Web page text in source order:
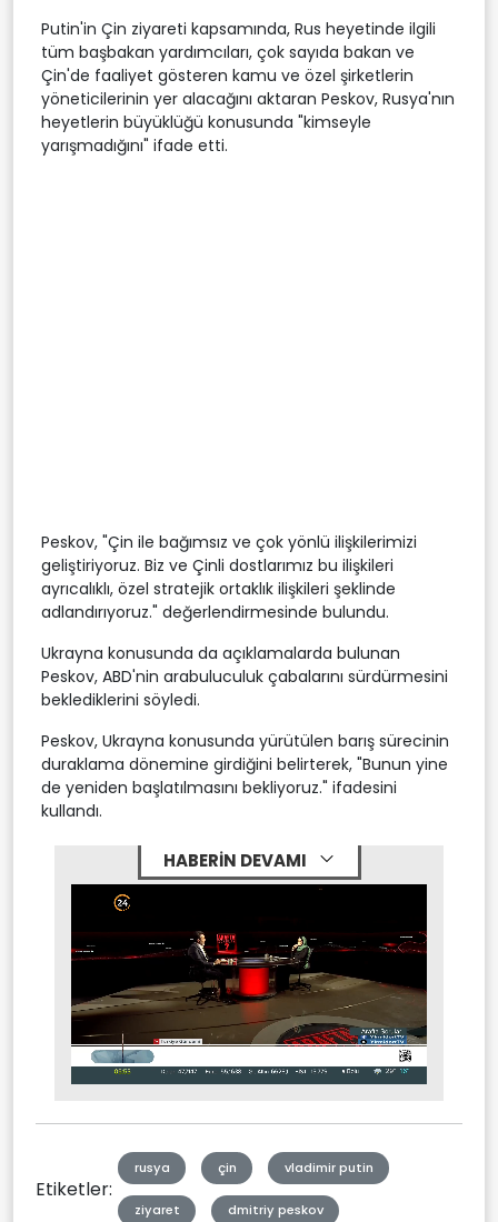
Putin'in Çin ziyareti kapsamında, Rus heyetinde ilgili
tüm başbakan yardımcıları, çok sayıda bakan ve
Çin'de faaliyet gösteren kamu ve özel şirketlerin
yöneticilerinin yer alacağını aktaran Peskov, Rusya'nın
heyetlerin büyüklüğü konusunda "kimseyle
yarışmadığını" ifade etti.
Peskov, "Çin ile bağımsız ve çok yönlü ilişkilerimizi
geliştiriyoruz. Biz ve Çinli dostlarımız bu ilişkileri
ayrıcalıklı, özel stratejik ortaklık ilişkileri şeklinde
adlandırıyoruz." değerlendirmesinde bulundu.
Ukrayna konusunda da açıklamalarda bulunan
Peskov, ABD'nin arabuluculuk çabalarını sürdürmesini
beklediklerini söyledi.
Peskov, Ukrayna konusunda yürütülen barış sürecinin
duraklama dönemine girdiğini belirterek, "Bunun yine
de yeniden başlatılmasını bekliyoruz." ifadesini
kullandı.
HABERİN DEVAMI
Mute Stream
Etiketler:
rusya çin vladimir putin
ziyaret dmitriy peskov